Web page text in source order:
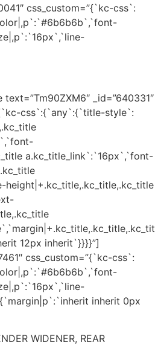
css_custom=”{`kc-css`:
_id=”640331″
css`:{`any`:{`title-style`:
a.kc_title_link`:`16px`,`font-
12px inherit`}}}}”]
css_custom=”{`kc-css`:
inherit 0px
WIDENER, REAR